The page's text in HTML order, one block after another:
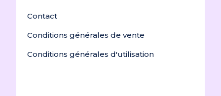
Contact
Conditions générales de vente
Conditions générales d'utilisation